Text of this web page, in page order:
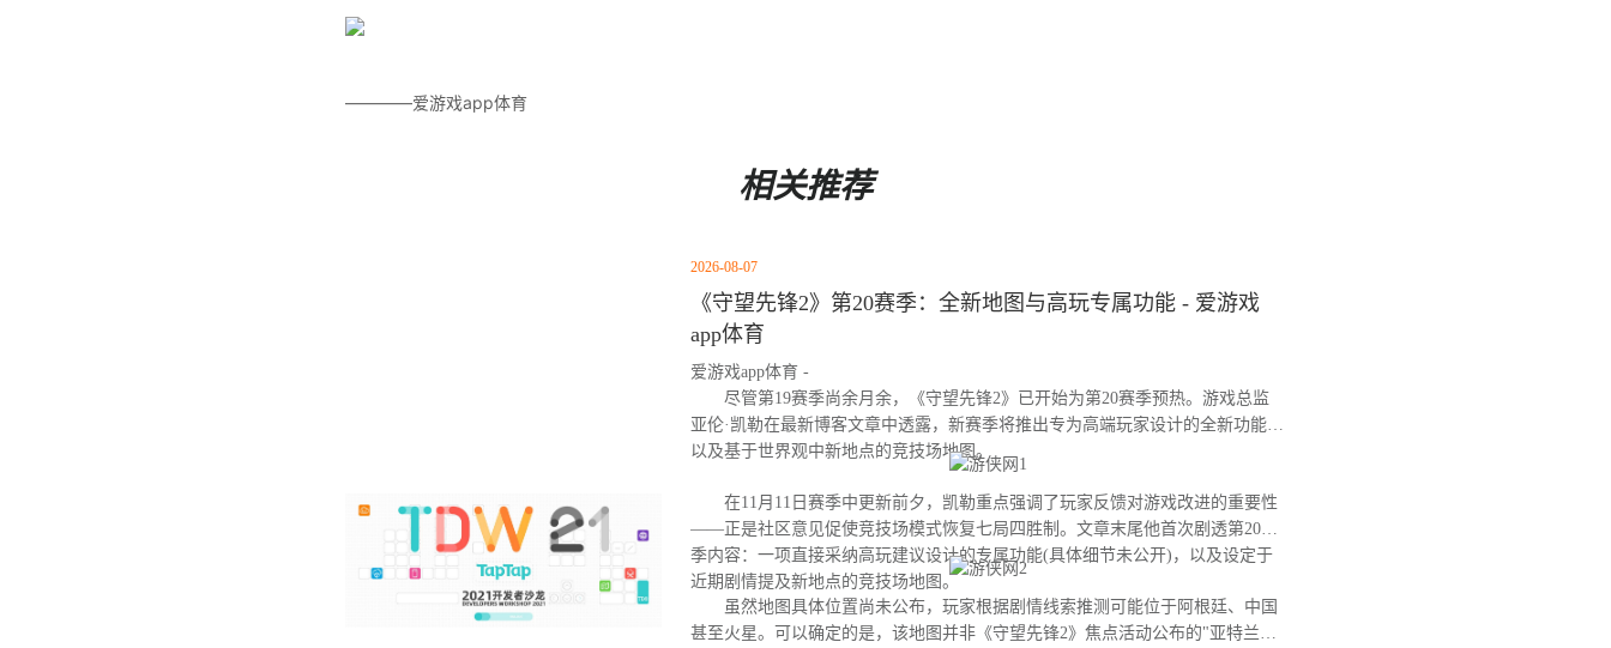
————爱游戏app体育
相关推荐
2026-08-07
《守望先锋2》第20赛季：全新地图与高玩专属功能 - 爱游戏
app体育
爱游戏app体育 -
尽管第19赛季尚余月余，《守望先锋2》已开始为第20赛季预热。游戏总监
亚伦·凯勒在最新博客文章中透露，新赛季将推出专为高端玩家设计的全新功能，
以及基于世界观中新地点的竞技场地图。
在11月11日赛季中更新前夕，凯勒重点强调了玩家反馈对游戏改进的重要性
——正是社区意见促使竞技场模式恢复七局四胜制。文章末尾他首次剧透第20赛
季内容：一项直接采纳高玩建议设计的专属功能(具体细节未公开)，以及设定于
近期剧情提及新地点的竞技场地图。
虽然地图具体位置尚未公布，玩家根据剧情线索推测可能位于阿根廷、中国
甚至火星。可以确定的是，该地图并非《守望先锋2》焦点活动公布的"亚特兰蒂